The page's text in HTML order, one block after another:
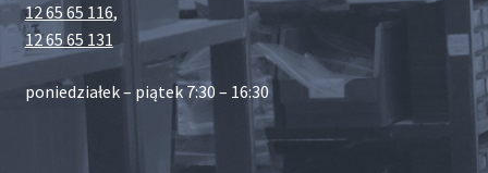
12 65 65 116,
12 65 65 131
poniedziałek – piątek 7:30 – 16:30